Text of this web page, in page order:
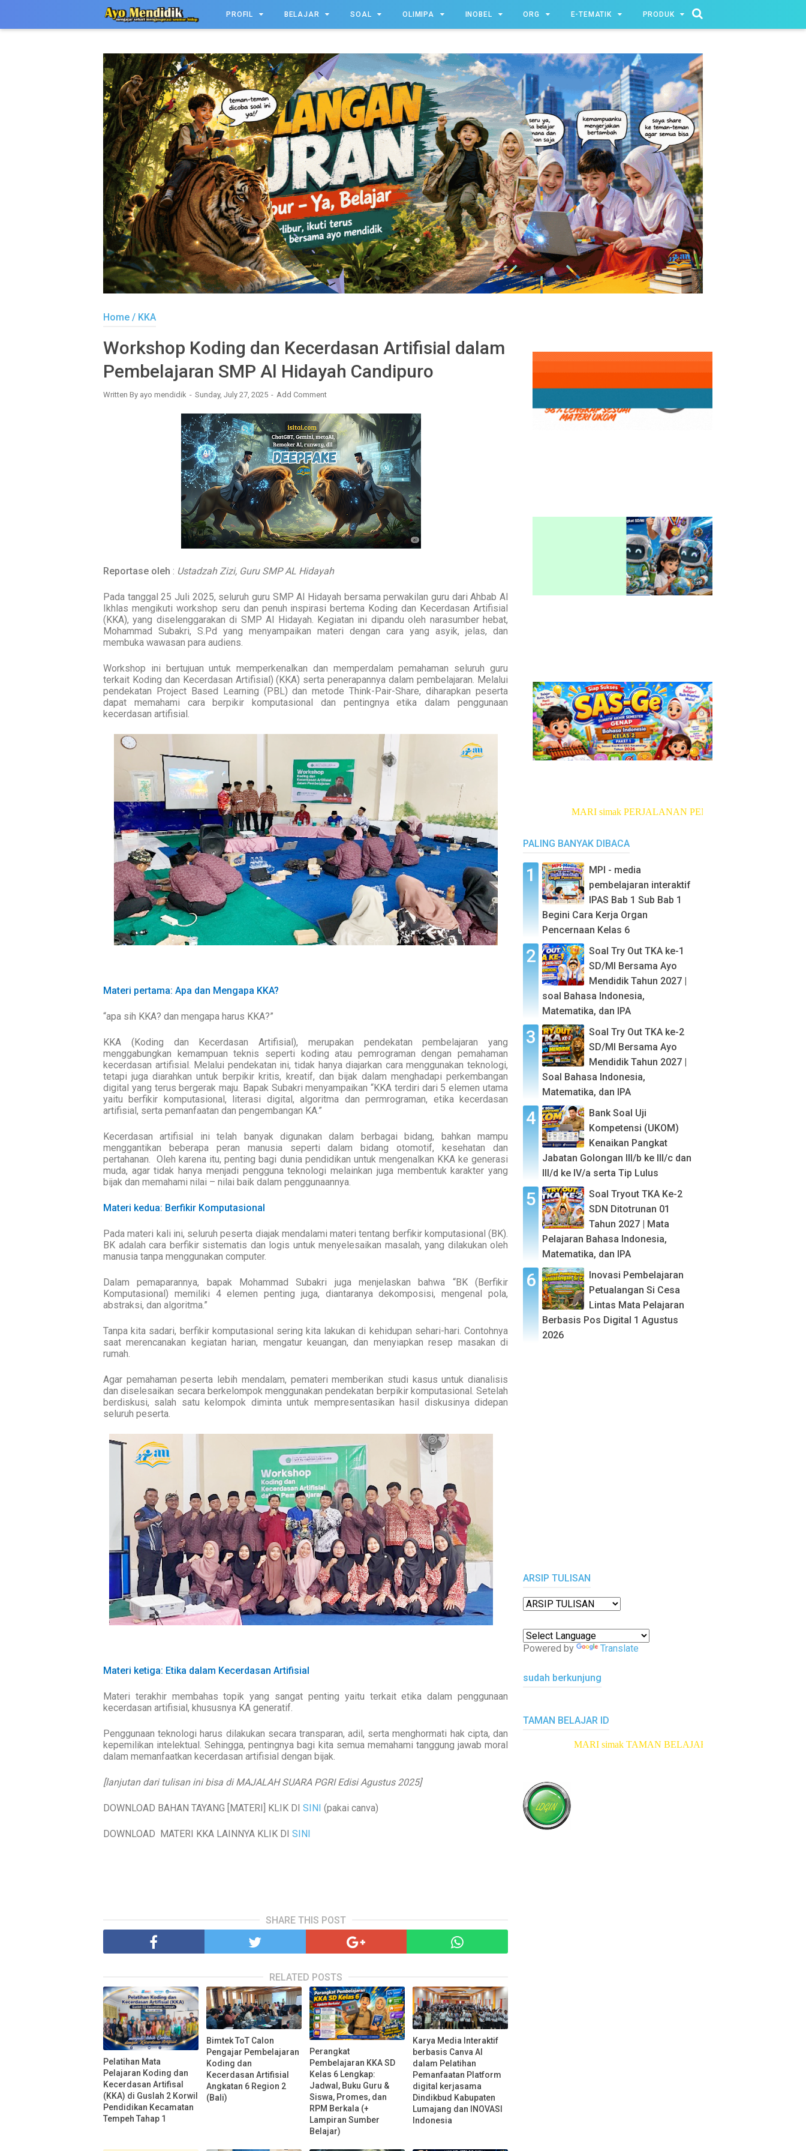
PROFIL BELAJAR SOAL OLIMIPA INOBEL ORG E-TEMATIK PRODUK
Home / KKA
Workshop Koding dan Kecerdasan Artifisial dalam
Pembelajaran SMP Al Hidayah Candipuro
Written By ayo mendidik Sunday, July 27, 2025 Add Comment
Reportase oleh : Ustadzah Zizi, Guru SMP AL Hidayah
Pada tanggal 25 Juli 2025, seluruh guru SMP Al Hidayah bersama perwakilan guru dari Ahbab Al
Ikhlas mengikuti workshop seru dan penuh inspirasi bertema Koding dan Kecerdasan Artifisial
(KKA), yang diselenggarakan di SMP Al Hidayah. Kegiatan ini dipandu oleh narasumber hebat,
Mohammad Subakri, S.Pd yang menyampaikan materi dengan cara yang asyik, jelas, dan
membuka wawasan para audiens.
Workshop ini bertujuan untuk memperkenalkan dan memperdalam pemahaman seluruh guru
terkait Koding dan Kecerdasan Artifisial) (KKA) serta penerapannya dalam pembelajaran. Melalui
pendekatan Project Based Learning (PBL) dan metode Think-Pair-Share, diharapkan peserta
dapat memahami cara berpikir komputasional dan pentingnya etika dalam penggunaan
kecerdasan artifisial.
Materi pertama: Apa dan Mengapa KKA?
“apa sih KKA? dan mengapa harus KKA?”
KKA (Koding dan Kecerdasan Artifisial), merupakan pendekatan pembelajaran yang
menggabungkan kemampuan teknis seperti koding atau pemrograman dengan pemahaman
kecerdasan artifisial. Melalui pendekatan ini, tidak hanya diajarkan cara menggunakan teknologi,
tetapi juga diarahkan untuk berpikir kritis, kreatif, dan bijak dalam menghadapi perkembangan
digital yang terus bergerak maju. Bapak Subakri menyampaikan “KKA terdiri dari 5 elemen utama
yaitu berfikir komputasional, literasi digital, algoritma dan permrograman, etika kecerdasan
artifisial, serta pemanfaatan dan pengembangan KA.”
Kecerdasan artifisial ini telah banyak digunakan dalam berbagai bidang, bahkan mampu
menggantikan beberapa peran manusia seperti dalam bidang otomotif, kesehatan dan
pertahanan. Oleh karena itu, penting bagi dunia pendidikan untuk mengenalkan KKA ke generasi
muda, agar tidak hanya menjadi pengguna teknologi melainkan juga membentuk karakter yang
bijak dan memahami nilai – nilai baik dalam penggunaannya.
Materi kedua: Berfikir Komputasional
Pada materi kali ini, seluruh peserta diajak mendalami materi tentang berfikir komputasional (BK).
BK adalah cara berfikir sistematis dan logis untuk menyelesaikan masalah, yang dilakukan oleh
manusia tanpa menggunakan computer.
Dalam pemaparannya, bapak Mohammad Subakri juga menjelaskan bahwa “BK (Berfikir
Komputasional) memiliki 4 elemen penting juga, diantaranya dekomposisi, mengenal pola,
abstraksi, dan algoritma.”
Tanpa kita sadari, berfikir komputasional sering kita lakukan di kehidupan sehari-hari. Contohnya
saat merencanakan kegiatan harian, mengatur keuangan, dan menyiapkan resep masakan di
rumah.
Agar pemahaman peserta lebih mendalam, pemateri memberikan studi kasus untuk dianalisis
dan diselesaikan secara berkelompok menggunakan pendekatan berpikir komputasional. Setelah
berdiskusi, salah satu kelompok diminta untuk mempresentasikan hasil diskusinya didepan
seluruh peserta.
Materi ketiga: Etika dalam Kecerdasan Artifisial
Materi terakhir membahas topik yang sangat penting yaitu terkait etika dalam penggunaan
kecerdasan artifisial, khususnya KA generatif.
Penggunaan teknologi harus dilakukan secara transparan, adil, serta menghormati hak cipta, dan
kepemilikan intelektual. Sehingga, pentingnya bagi kita semua memahami tanggung jawab moral
dalam memanfaatkan kecerdasan artifisial dengan bijak.
[lanjutan dari tulisan ini bisa di MAJALAH SUARA PGRI Edisi Agustus 2025]
DOWNLOAD BAHAN TAYANG [MATERI] KLIK DI SINI (pakai canva)
DOWNLOAD MATERI KKA LAINNYA KLIK DI SINI
SHARE THIS POST
RELATED POSTS
Pelatihan Mata
Pelajaran Koding dan
Kecerdasan Artifisal
(KKA) di Guslah 2 Korwil
Pendidikan Kecamatan
Tempeh Tahap 1
Bimtek ToT Calon
Pengajar Pembelajaran
Koding dan
Kecerdasan Artifisial
Angkatan 6 Region 2
(Bali)
Perangkat
Pembelajaran KKA SD
Kelas 6 Lengkap:
Jadwal, Buku Guru &
Siswa, Promes, dan
RPM Berkala (+
Lampiran Sumber
Belajar)
Karya Media Interaktif
berbasis Canva AI
dalam Pelatihan
Pemanfaatan Platform
digital kerjasama
Dindikbud Kabupaten
Lumajang dan INOVASI
Indonesia
MARI simak PERJALANAN PENDEKAR LUMAJANG
PALING BANYAK DIBACA
MPI - media
pembelajaran interaktif
IPAS Bab 1 Sub Bab 1
Begini Cara Kerja Organ
Pencernaan Kelas 6
Soal Try Out TKA ke-1
SD/MI Bersama Ayo
Mendidik Tahun 2027 |
soal Bahasa Indonesia,
Matematika, dan IPA
Soal Try Out TKA ke-2
SD/MI Bersama Ayo
Mendidik Tahun 2027 |
Soal Bahasa Indonesia,
Matematika, dan IPA
Bank Soal Uji
Kompetensi (UKOM)
Kenaikan Pangkat
Jabatan Golongan III/b ke III/c dan
III/d ke IV/a serta Tip Lulus
Soal Tryout TKA Ke-2
SDN Ditotrunan 01
Tahun 2027 | Mata
Pelajaran Bahasa Indonesia,
Matematika, dan IPA
Inovasi Pembelajaran
Petualangan Si Cesa
Lintas Mata Pelajaran
Berbasis Pos Digital 1 Agustus
2026
ARSIP TULISAN
Powered by Translate
sudah berkunjung
TAMAN BELAJAR ID
MARI simak TAMAN BELAJAR IDklik di sini